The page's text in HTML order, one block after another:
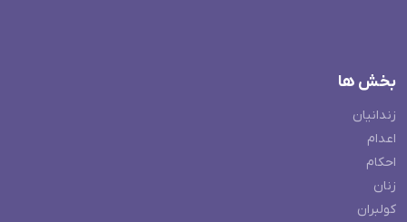
بخش ها
زندانیان
اعدام
احکام
زنان
کولبران